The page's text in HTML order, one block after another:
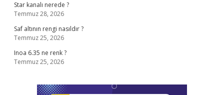
Star kanalı nerede ?
Temmuz 28, 2026
Saf altının rengi nasıldır ?
Temmuz 25, 2026
Inoa 6.35 ne renk ?
Temmuz 25, 2026